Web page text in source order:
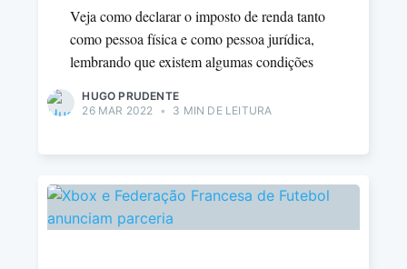
Veja como declarar o imposto de renda tanto
como pessoa física e como pessoa jurídica,
lembrando que existem algumas condições
HUGO PRUDENTE
26 MAR 2022 • 3 MIN DE LEITURA